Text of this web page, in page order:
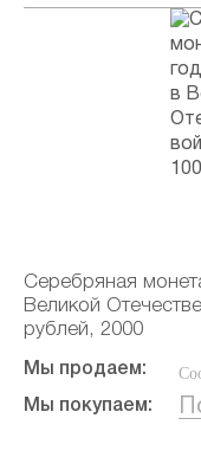
Серебряная
Великой
рублей, 2000
Мы продаем:
Мы покупаем: